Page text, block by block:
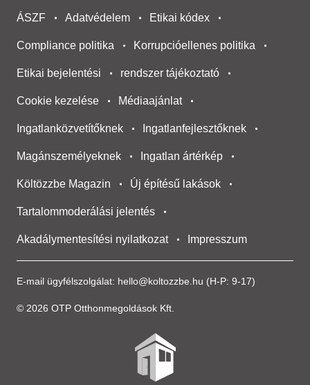
E-mail ügyfélszolgálat: hello@koltozzbe.hu (H-P: 9-17)
© 2026 OTP Otthonmegoldások Kft.
ÁSZF Adatvédelem Etikai kódex
Compliance politika Korrupcióellenes politika
Etikai bejelentési rendszer tájékoztató
Cookie kezelése Médiaajánlat
Ingatlanközvetítőknek Ingatlanfejlesztőknek
Magánszemélyeknek Ingatlan ártérkép
Költözzbe Magazin Új építésű lakások
Tartalommoderálási jelentés
Akadálymentesítési nyilatkozat Impresszum